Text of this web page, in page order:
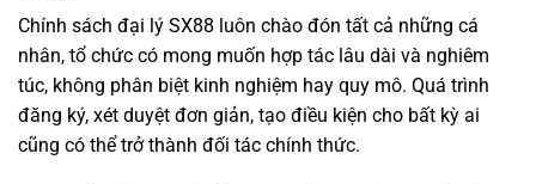
Chính sách đại lý SX88 luôn chào đón tất cả những cá
nhân, tổ chức có mong muốn hợp tác lâu dài và nghiêm
túc, không phân biệt kinh nghiệm hay quy mô. Quá trình
đăng ký, xét duyệt đơn giản, tạo điều kiện cho bất kỳ ai
cũng có thể trở thành đối tác chính thức.